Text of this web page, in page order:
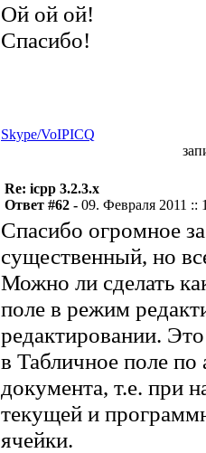
Ой ой ой!
Спасибо!
Skype/VoIPICQ
Re: icpp 3.2.3.x
Ответ #62 - 09. Февраля 2011 ::
Спасибо огромное
существенный, но
Можно ли сделать
поле в режим
редактировании.
в Табличное поле по
документа, т.е. при
текущей и
ячейки.